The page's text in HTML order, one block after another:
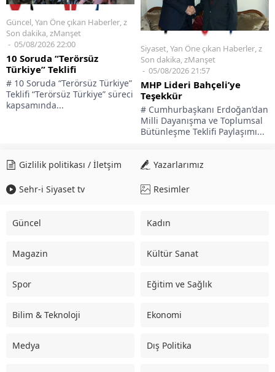
Güncel,Yan Öne çıkan Haberler,z
Son dakika,zManşet
05/08/2026 22:00
10 Soruda “Terörsüz
Türkiye” Teklifi
# 10 Soruda “Terörsüz Türkiye”
Teklifi “Terörsüz Türkiye” süreci
kapsamında...
Siyaset,Yan Öne çıkan Haberler,z
Son dakika,zManşet
05/08/2026 21:57
MHP Lideri Bahçeli’ye
Teşekkür
# Cumhurbaşkanı Erdoğan’dan
Milli Dayanışma ve Toplumsal
Bütünleşme Teklifi Paylaşımı...
Gizlilik politikası / İletşim Yazarlarımız
Sehr-i Siyaset tv Resimler
Güncel Kadın
Magazin Kültür Sanat
Spor Eğitim ve Sağlık
Bilim & Teknoloji Ekonomi
Medya Dış Politika